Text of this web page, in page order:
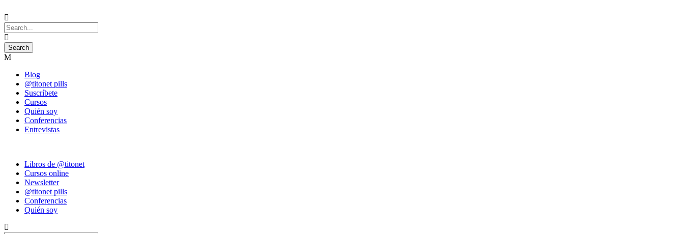
Blog
@titonet pills
Suscríbete
Cursos
Quién soy
Conferencias
Entrevistas
Libros de @titonet
Cursos online
Newsletter
@titonet pills
Conferencias
Quién soy